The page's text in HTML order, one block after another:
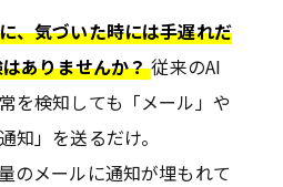
、気づいた時には手遅れだ
ありませんか？従来のAI
を検知しても「メール」や
知」を送るだけ。
のメールに通知が埋もれて